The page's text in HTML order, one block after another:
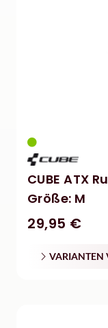
CUBE ATX
Größe: M
29,95 €
VARIANTEN